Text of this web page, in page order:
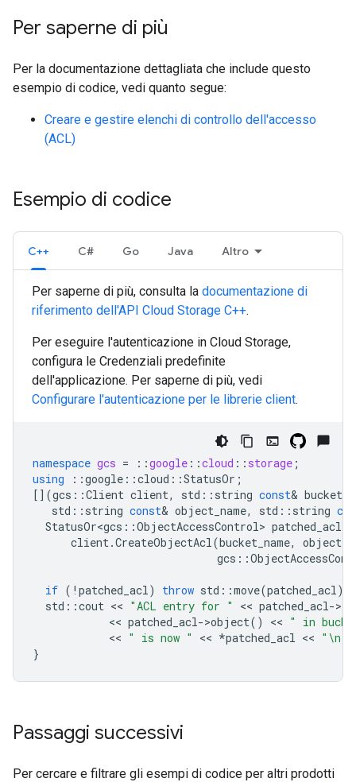
Per saperne di più
Per la documentazione dettagliata che include questo
esempio di codice, vedi quanto segue:
Creare e gestire elenchi di controllo dell'accesso
(ACL)
Esempio di codice
C++ C# Go Java Altro
Per saperne di più, consulta la documentazione di
riferimento dell'API Cloud Storage C++.
Per eseguire l'autenticazione in Cloud Storage,
configura le Credenziali predefinite
dell'applicazione. Per saperne di più, vedi
Configurare l'autenticazione per le librerie client.
namespace gcs = ::google ::cloud :: storage ;
using
::google ::cloud ::StatusOr ;
[](gcs ::Client client, std :: string const&
std :: string const& object_name, std :: string
StatusOr<gcs ::ObjectAccessControl> patched_acl
client.CreateObjectAcl(bucket_name,
gcs ::
if ( ! patched_acl) throw std ::move(patched_acl).
std ::cout << "ACL entry for " << patched_acl->
            <<
patched_acl->object() << " in
            <<
" is now " << *patched_acl << " \n
}
Passaggi successivi
Per cercare e filtrare gli esempi di codice per altri prodotti